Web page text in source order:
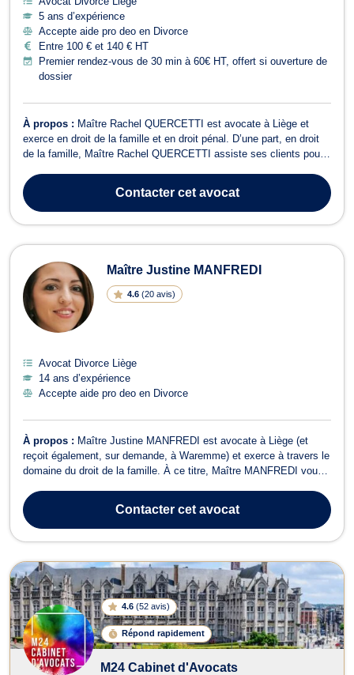
5 ans d’expérience
Accepte aide pro deo en Divorce
Entre 100 € et 140 € HT
Premier rendez-vous de 30 min à 60€ HT, offert si ouverture de
dossier
À propos : Maître Rachel QUERCETTI est avocate à Liège et
exerce en droit de la famille et en droit pénal. D’une part, en droit
de la famille, Maître Rachel QUERCETTI assiste ses clients pour
pension alimentaire. Compétente en droit de la jeunesse, elle
s’occupe aus...
Contactercet avocat
Maître Justine MANFREDI
4.6 (20 avis)
Avocat Divorce Liège
14 ans d’expérience
Accepte aide pro deo en Divorce
À propos : Maître Justine MANFREDI est avocate à Liège (et
reçoit également, sur demande, à Waremme) et exerce à travers le
domaine du droit de la famille. À ce titre, Maître MANFREDI vous
ou amiable). Elle intervient également dans les domaines suivants
: séparation en...
Contactercet avocat
4.6 (52 avis)
Répond rapidement
M24 Cabinet d'Avocats